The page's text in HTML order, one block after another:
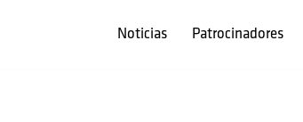
Noticias Patrocinadores